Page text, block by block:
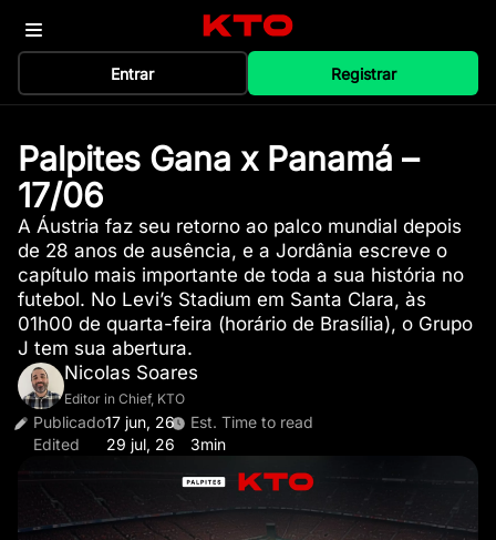
Entrar Registrar
Palpites Gana x Panamá –
17/06
A Áustria faz seu retorno ao palco mundial depois
de 28 anos de ausência, e a Jordânia escreve o
capítulo mais importante de toda a sua história no
futebol. No Levi’s Stadium em Santa Clara, às
01h00 de quarta-feira (horário de Brasília), o Grupo
J tem sua abertura.
Nicolas Soares
Editor in Chief, KTO
Publicado17 jun, 26
Edited
29 jul, 26
Est. Time to read
3min